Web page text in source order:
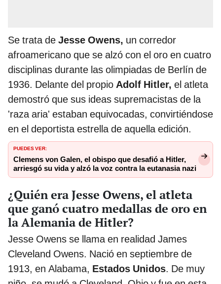
Se trata de Jesse Owens, un corredor
afroamericano que se alzó con el oro en cuatro
disciplinas durante las olimpiadas de Berlín de
1936. Delante del propio Adolf Hitler, el atleta
demostró que sus ideas supremacistas de la
'raza aria' estaban equivocadas, convirtiéndose
en el deportista estrella de aquella edición.
PUEDES VER:
Clemens von Galen, el obispo que desafió a Hitler,
arriesgó su vida y alzó la voz contra la eutanasia nazi
¿Quién era Jesse Owens, el atleta
que ganó cuatro medallas de oro en
la Alemania de Hitler?
Jesse Owens se llama en realidad James
Cleveland Owens. Nació en septiembre de
1913, en Alabama, Estados Unidos. De muy